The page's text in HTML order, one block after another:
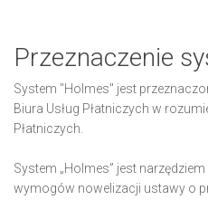
Przeznaczenie
System "Holmes" jest
Biura Usług Płatniczych w
Płatniczych.
System „Holmes” jest
wymogów nowelizacji ustawy o